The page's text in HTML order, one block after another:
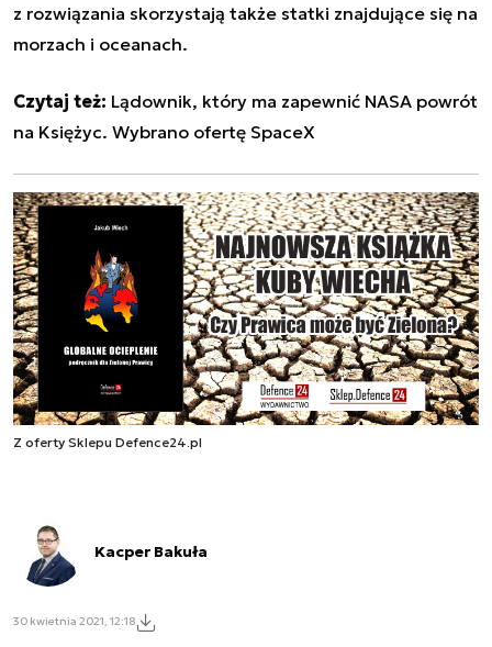
z rozwiązania skorzystają także statki znajdujące się na
morzach i oceanach.
Czytaj też: Lądownik, który ma zapewnić NASA powrót
na Księżyc. Wybrano ofertę SpaceX
Z oferty Sklepu Defence24.pl
Kacper Bakuła
30 kwietnia 2021, 12:18